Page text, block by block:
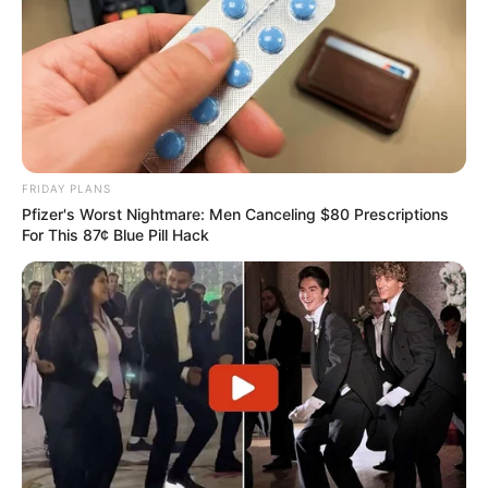
Straßenverbindungen können 24 aus
Bergwerken, Landschaften und Museen
bestehende Stationen aufgesucht werden, die über den
einstigen Vulkanismus in der Region und über den Abbau
des vulkanischen Gesteins durch den Menschen
informieren.
Nicht der Teufel, sondern geologische
Eiszeit zwischen Irrel und Ernzen eine
bizarre Felsenlandschaft entstehen lassen.
Hauptattraktionen sind die 1 bis 5 Meter breite
Teufelsschlucht und die zwei Kilometer davon entfernt
liegenden Irreler Wasserfälle. Die beiden im Naturpark
Südeifel liegenden Wanderziele können bei einer
Rundwanderung erkundet werden.
FRIDAY PLANS
Pfizer's Worst Nightmare: Men Canceling $80 Prescriptions
For This 87¢ Blue Pill Hack